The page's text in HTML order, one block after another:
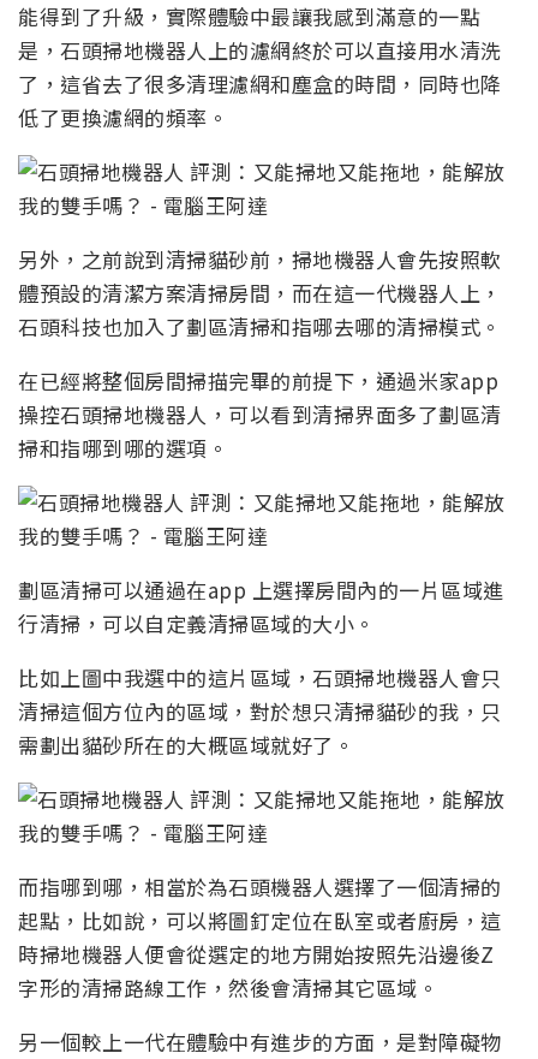
能得到了升級，實際體驗中最讓我感到滿意的一點
是，石頭掃地機器人上的濾網終於可以直接用水清洗
了，這省去了很多清理濾網和塵盒的時間，同時也降
低了更換濾網的頻率。
另外，之前說到清掃貓砂前，掃地機器人會先按照軟
體預設的清潔方案清掃房間，而在這一代機器人上，
石頭科技也加入了劃區清掃和指哪去哪的清掃模式。
在已經將整個房間掃描完畢的前提下，通過米家app
操控石頭掃地機器人，可以看到清掃界面多了劃區清
掃和指哪到哪的選項。
劃區清掃可以通過在app 上選擇房間內的一片區域進
行清掃，可以自定義清掃區域的大小。
比如上圖中我選中的這片區域，石頭掃地機器人會只
清掃這個方位內的區域，對於想只清掃貓砂的我，只
需劃出貓砂所在的大概區域就好了。
而指哪到哪，相當於為石頭機器人選擇了一個清掃的
起點，比如說，可以將圖釘定位在臥室或者廚房，這
時掃地機器人便會從選定的地方開始按照先沿邊後Z
字形的清掃路線工作，然後會清掃其它區域。
另一個較上一代在體驗中有進步的方面，是對障礙物